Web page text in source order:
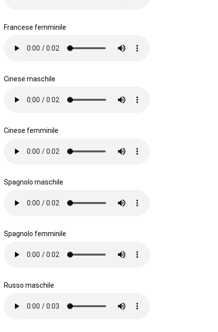
Francese femminile
Cinese maschile
Cinese femminile
Spagnolo maschile
Spagnolo femminile
Russo maschile